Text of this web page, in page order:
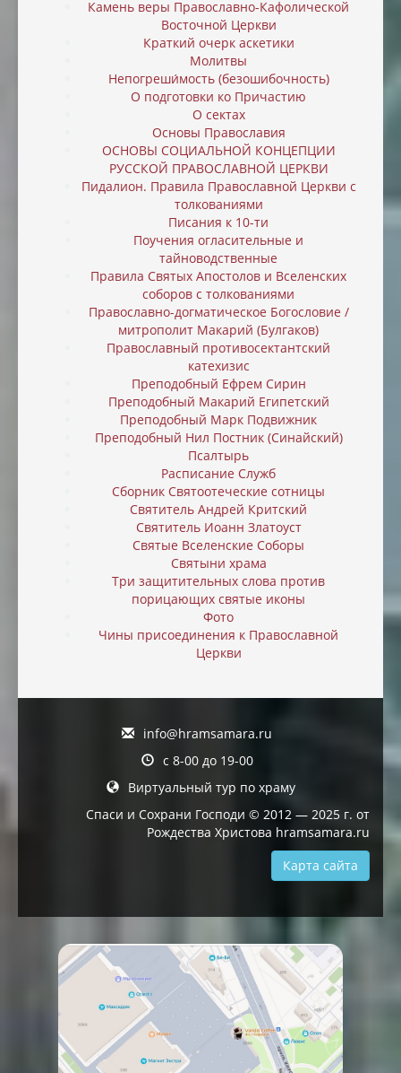
Камень веры Православно-Кафолической
Восточной Церкви
Краткий очерк аскетики
Молитвы
Непогреши́мость (безошибочность)
О подготовки ко Причастию
О сектах
Основы Православия
ОСНОВЫ СОЦИАЛЬНОЙ КОНЦЕПЦИИ
РУССКОЙ ПРАВОСЛАВНОЙ ЦЕРКВИ
Пидалион. Правила Православной Церкви с
толкованиями
Писания к 10-ти
Поучения огласительные и
тайноводственные
Правила Святых Апостолов и Вселенских
соборов с толкованиями
Православно-догматическое Богословие /
митрополит Макарий (Булгаков)
Православный противосектантский
катехизис
Преподобный Ефрем Сирин
Преподобный Макарий Египетский
Преподобный Марк Подвижник
Преподобный Нил Постник (Синайский)
Псалтырь
Расписание Служб
Сборник Святоотеческие сотницы
Святитель Андрей Критский
Святитель Иоанн Златоуст
Святые Вселенские Соборы
Святыни храма
Три защитительных слова против
порицающих святые иконы
Фото
Чины присоединения к Православной
Церкви
info@hramsamara.ru
с 8-00 до 19-00
Виртуальный тур по храму
Спаси и Сохрани Господи © 2012 — 2025 г. от
Рождества Христова hramsamara.ru
Карта сайта